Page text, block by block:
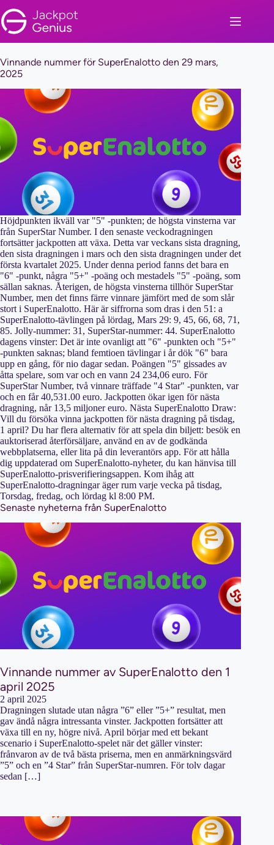
to
content
Vinnande nummer för SuperEnalotto den 29 mars,
2025
Höjdpunkten ikväll var "5" -punkten; de högsta vinsterna var
från SuperStar Number. I den senaste veckodragningen
fortsätter jackpotten att växa. Detta var veckans sista dragning,
den sista dragningen i mars och den sista dragningen under det
första kvartalet 2025. Under denna period fanns det bara en
"6" -punkt, några "5+" -poäng och mestadels "5" -poäng, som
sällan saknas. Återigen, de högsta vinsterna tillhör SuperStar
Number, men det finns färre vinnare jämfört med de som slår
stort i SuperEnalotto. Här är siffrorna som dras i den 51: a
SuperEnalotto-tävlingen på lördag, Mars 29: 9, 45, 66, 68, 71,
85. Jolly-nummer: 31, SuperStar-nummer: 44. SuperEnalotto
dagens vinster: Det är inte ovanligt att "6" -punkten och "5+"
-punkten saknas; bland femtioen tävlingar i år dök "6" bara
upp en gång, för nio dagar sedan. Poängen "5" gissades av
åtta spelare, som var och en vann 24 234,06 euro. För
SuperStar Number, två vinnare träffade "4 Star" -punkten, var
och en får 40,531.00 euro. Jackpotten ökar igen för nästa
dragning, når 13,5 miljoner euro. Nästa SuperEnalotto Draw:
Vill du försöka vinna jackpotten för nästa dragning på tisdag,
1 april? Du har flera alternativ för att spela din biljett: besök en
auktoriserad återförsäljare, använd en av de godkända
webbplatserna, eller lita på din leverantörs app. För att hålla
dig uppdaterad om SuperEnalotto-nyheter, du kan hänvisa till
SuperEnalotto-prisverifieringsappen. Kom ihåg att
SuperEnalotto-dragningar äger rum varje vecka på tisdag,
Torsdag, fredag, och lördag kl 8:00 PM.
Senaste nyheterna från SuperEnalotto
Vinnande nummer av SuperEnalotto den 1
april 2025
2 april 2025
Dragningen slutade utan några ”6” eller ”5+” resultat, men
gav ändå några intressanta vinster. Jackpotten fortsätter att
växa till en ny, högre nivå. April börjar med ett bekant
scenario i SuperEnalotto-spelet när det gäller vinster:
frånvaron av de två bästa priserna, men en anmärkningsvärd
”5” och en ”4 Star” från SuperStar-numren. För tolv dagar
sedan […]